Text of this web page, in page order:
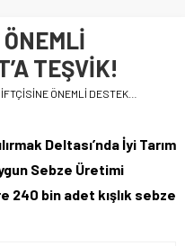
TEŞVİK!
ÖNEMLİ DESTEK…
Deltası’nda İyi Tarım
Sebze Üretimi
bin adet kışlık sebze